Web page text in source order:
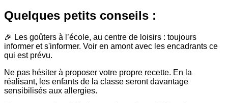
Quelques petits conseils :
🎉 Les goûters à l’école, au centre de loisirs : toujours
informer et s'informer. Voir en amont avec les encadrants ce
qui est prévu.
Ne pas hésiter à proposer votre propre recette. En la
réalisant, les enfants de la classe seront davantage
sensibilisés aux allergies.